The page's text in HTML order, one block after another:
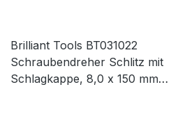
Brilliant Tools BT031022
Schraubendreher Schlitz mit
Schlagkappe, 8,0 x 150 mm